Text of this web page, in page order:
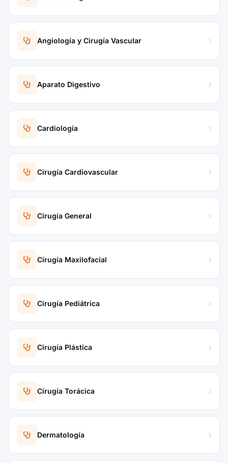
Angiología y Cirugía Vascular
Aparato Digestivo
Cardiología
Cirugía Cardiovascular
Cirugía General
Cirugía Maxilofacial
Cirugía Pediátrica
Cirugía Plástica
Cirugía Torácica
Dermatología